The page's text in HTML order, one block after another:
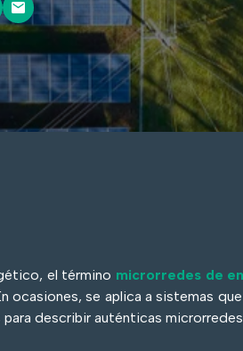
el término microrredes de
ocasiones, se aplica a sistemas
describir auténticas